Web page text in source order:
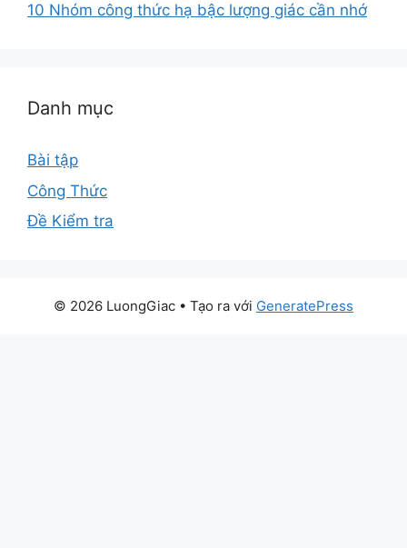
10 Nhóm công thức hạ bậc lượng giác cần nhớ
Danh mục
Bài tập
Công Thức
Đề Kiểm tra
© 2026 LuongGiac • Tạo ra với GeneratePress